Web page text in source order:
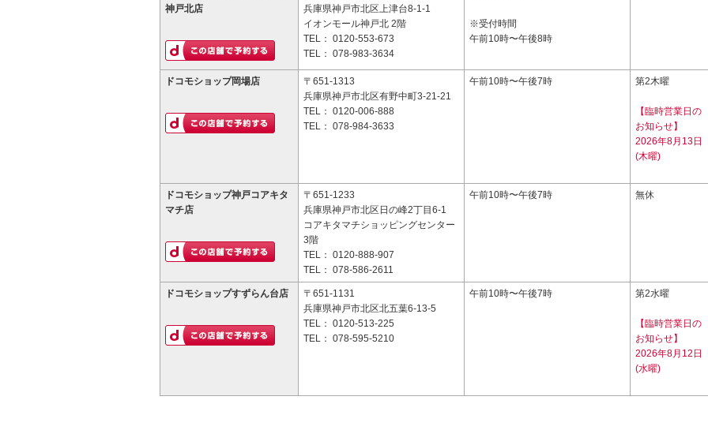
神戸北店
兵庫県神戸市北区上津台8-1-1
イオンモール神戸北 2階
TEL： 0120-553-673
TEL： 078-983-3634
※受付時間
午前10時〜午後8時
ドコモショップ岡場店
〒651-1313
兵庫県神戸市北区有野中町3-21-21
TEL： 0120-006-888
TEL： 078-984-3633
午前10時〜午後7時 第2木曜
【臨時営業日の
お知らせ】
2026年8月13日
(木曜)
ドコモショップ神戸コアキタ
マチ店
〒651-1233
兵庫県神戸市北区日の峰2丁目6-1
コアキタマチショッピングセンター
3階
TEL： 0120-888-907
TEL： 078-586-2611
午前10時〜午後7時 無休
ドコモショップすずらん台店
〒651-1131
兵庫県神戸市北区北五葉6-13-5
TEL： 0120-513-225
TEL： 078-595-5210
午前10時〜午後7時 第2水曜
【臨時営業日の
お知らせ】
2026年8月12日
(水曜)